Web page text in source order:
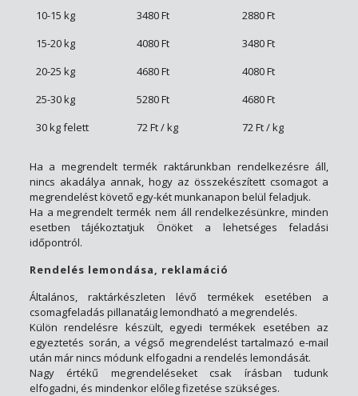
10-15 kg
3480 Ft
2880 Ft
15-20 kg
4080 Ft
3480 Ft
20-25 kg
4680 Ft
4080 Ft
25-30 kg
5280 Ft
4680 Ft
30 kg felett
72 Ft / kg 72 Ft / kg
Ha a megrendelt termék raktárunkban rendelkezésre áll,
nincs akadálya annak, hogy az összekészített csomagot a
megrendelést követő egy-két munkanapon belül feladjuk.
Ha a megrendelt termék nem áll rendelkezésünkre, minden
esetben tájékoztatjuk Önöket a lehetséges feladási
időpontról.
Rendelés lemondása, reklamáció
Általános, raktárkészleten lévő termékek esetében a
csomagfeladás pillanatáig lemondható a megrendelés.
Külön rendelésre készült, egyedi termékek esetében az
egyeztetés során, a végső megrendelést tartalmazó e-mail
után már nincs módunk elfogadni a rendelés lemondását.
Nagy értékű megrendeléseket csak írásban tudunk
elfogadni, és mindenkor előleg fizetése szükséges.